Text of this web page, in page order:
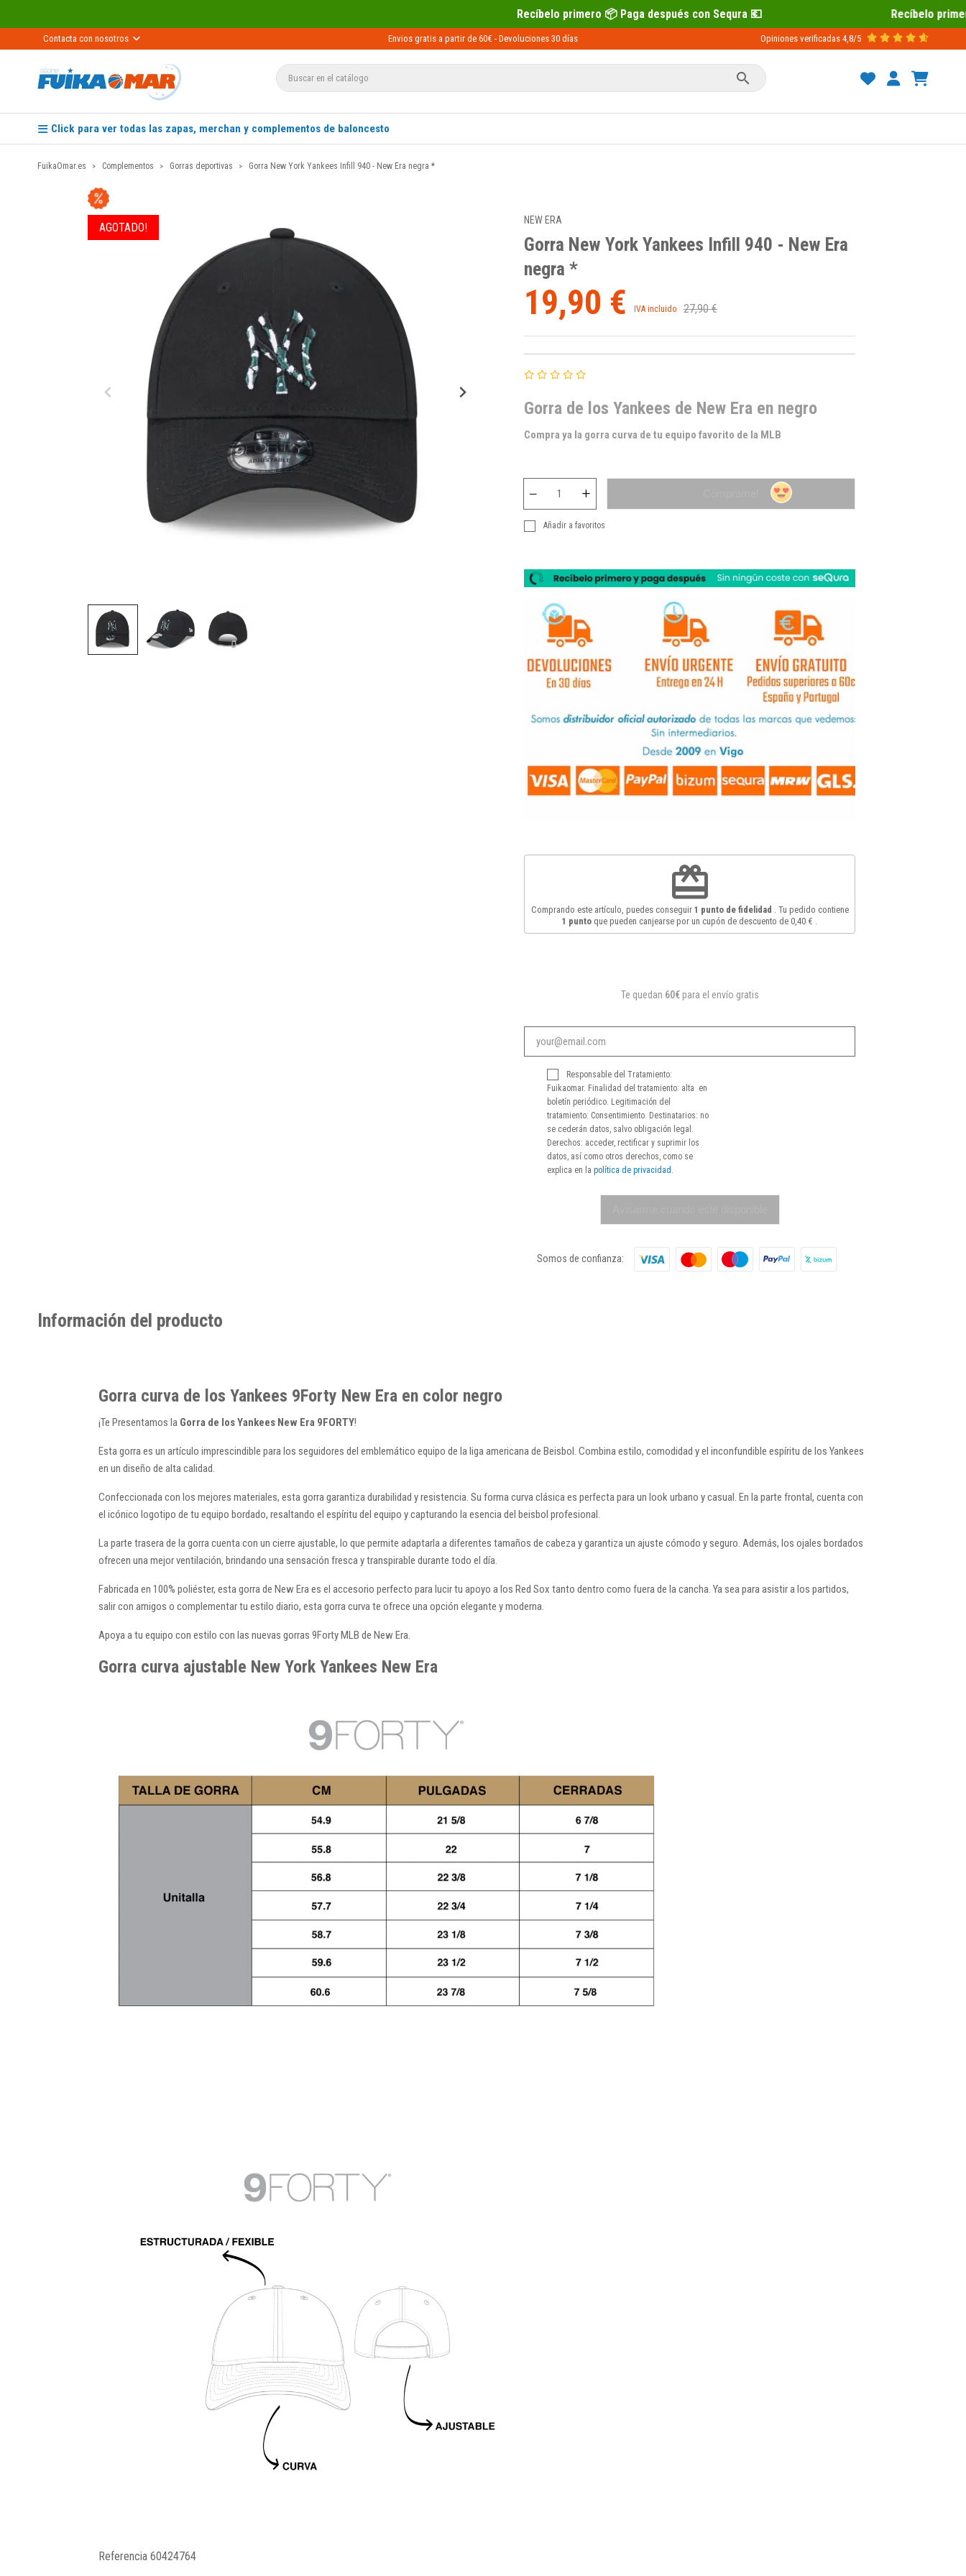
Recíbelo primero 📦 Paga después con Sequra 💶 Recíbelo primero 📦 Paga después
Contacta con nosotros Envios gratis a partir de 60€ - Devoluciones 30 días Opiniones verificadas 4,8/5

Click para ver todas las zapas, merchan y complementos de baloncesto
FuikaOmar.es Complementos Gorras deportivas Gorra New York Yankees Infill 940 - New Era negra *
AGOTADO!
NEW ERA
Gorra New York Yankees Infill 940 - New Era
negra *
19,90 € IVA incluido 27,90 €
Gorra de los Yankees de New Era en negro
Compra ya la gorra curva de tu equipo favorito de la MLB
Añadir a favoritos
redeem
Comprando este artículo, puedes conseguir 1 punto de fidelidad . Tu pedido contiene
1 punto que pueden canjearse por un cupón de descuento de 0,40 €
Te quedan 60€para el envío gratis
Responsable del Tratamiento:
Fuikaomar. Finalidad del tratamiento: alta en
boletín periódico. Legitimación del
tratamiento: Consentimiento. Destinatarios: no
se cederán datos, salvo obligación legal.
Derechos: acceder, rectificar y suprimir los
datos, así como otros derechos, como se
explica en la política de privacidad
Somos de confianza:
Información del producto
Gorra curva de los Yankees 9Forty New Era en color negro
¡Te Presentamos la Gorra de los Yankees New Era 9FORTY!
Esta gorra es un artículo imprescindible para los seguidores del emblemático equipo de la liga americana de Beisbol. Combina estilo, comodidad y el inconfundible espíritu de los Yankees
en un diseño de alta calidad.
Confeccionada con los mejores materiales, esta gorra garantiza durabilidad y resistencia. Su forma curva clásica es perfecta para un look urbano y casual. En la parte frontal, cuenta con
el icónico logotipo de tu equipo bordado, resaltando el espíritu del equipo y capturando la esencia del beisbol profesional.
La parte trasera de la gorra cuenta con un cierre ajustable, lo que permite adaptarla a diferentes tamaños de cabeza y garantiza un ajuste cómodo y seguro. Además, los ojales bordados
ofrecen una mejor ventilación, brindando una sensación fresca y transpirable durante todo el día.
Fabricada en 100% poliéster, esta gorra de New Era es el accesorio perfecto para lucir tu apoyo a los Red Sox tanto dentro como fuera de la cancha. Ya sea para asistir a los partidos,
salir con amigos o complementar tu estilo diario, esta gorra curva te ofrece una opción elegante y moderna.
Apoya a tu equipo con estilo con las nuevas gorras 9Forty MLB de New Era.
Gorra curva ajustable New York Yankees New Era
Referencia 60424764